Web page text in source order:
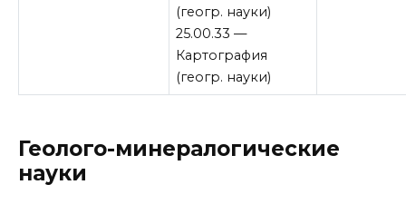
(геогр. науки)
25.00.33 —
Картография
(геогр. науки)
Геолого-минералогические
науки